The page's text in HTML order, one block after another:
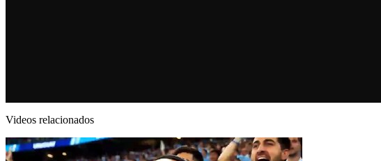
Videos relacionados